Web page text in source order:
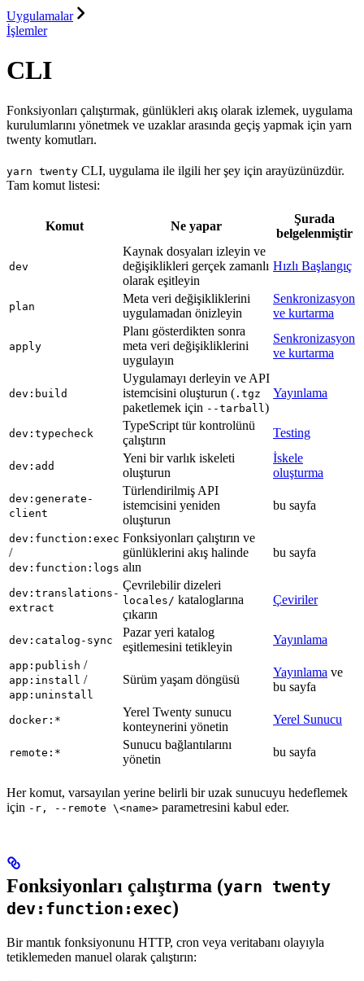
Uygulamalar
İşlemler
CLI
Fonksiyonları çalıştırmak, günlükleri akış olarak izlemek, uygulama
kurulumlarını yönetmek ve uzaklar arasında geçiş yapmak için yarn
twenty komutları.
yarn twenty CLI, uygulama ile ilgili her şey için arayüzünüzdür.
Tam komut listesi:
Komut Ne yapar
Şurada
belgelenmiştir
dev
Kaynak dosyaları izleyin ve
değişiklikleri gerçek zamanlı
olarak eşitleyin
Hızlı Başlangıç
plan
Meta veri değişikliklerini
uygulamadan önizleyin
Senkronizasyon
ve kurtarma
apply
Planı gösterdikten sonra
meta veri değişikliklerini
uygulayın
Senkronizasyon
ve kurtarma
dev:build
Uygulamayı derleyin ve API
istemcisini oluşturun ( .tgz
paketlemek için --tarball )
Yayınlama
dev:typecheck
TypeScript tür kontrolünü
çalıştırın
Testing
dev:add
Yeni bir varlık iskeleti
oluşturun
İskele
oluşturma
dev:generate-
client
Türlendirilmiş API
istemcisini yeniden
oluşturun
bu sayfa
dev:function:exec
/
dev:function:logs
Fonksiyonları çalıştırın ve
günlüklerini akış halinde
alın
bu sayfa
dev:translations-
extract
Çevrilebilir dizeleri
locales/ kataloglarına
çıkarın
Çeviriler
dev:catalog-sync
Pazar yeri katalog
eşitlemesini tetikleyin
Yayınlama
app:publish /
app:install /
app:uninstall
Sürüm yaşam döngüsü
Yayınlama ve
bu sayfa
docker:*
Yerel Twenty sunucu
konteynerini yönetin
Yerel Sunucu
remote:*
Sunucu bağlantılarını
yönetin
bu sayfa
Her komut, varsayılan yerine belirli bir uzak sunucuyu hedeflemek
için -r, --remote \<name> parametresini kabul eder.
Fonksiyonları çalıştırma (yarn twenty
dev:function:exec)
Bir mantık fonksiyonunu HTTP, cron veya veritabanı olayıyla
tetiklemeden manuel olarak çalıştırın: